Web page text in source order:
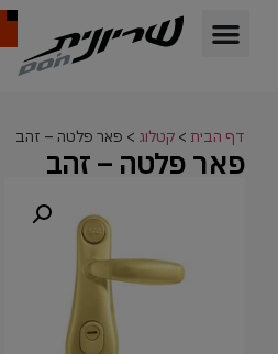
דף הבית > קטלוג > פאר פלטה – זהב
פאר פלטה – זהב